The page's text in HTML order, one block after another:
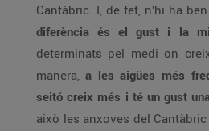
Cantàbric. I, de fet, n’hi ha
diferència és el gust i la
determinats pel medi on
manera, a les aigües més
seitó creix més i té un gust
això les anxoves del